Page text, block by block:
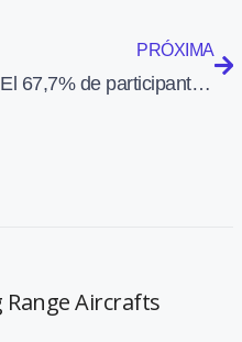
PRÓXIMA
El 67,7% de participantes en el referendum de AENA apoyan el pacto de los sindicatos con la empresa
Aircrafts